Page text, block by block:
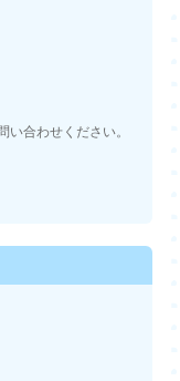
合わせください。